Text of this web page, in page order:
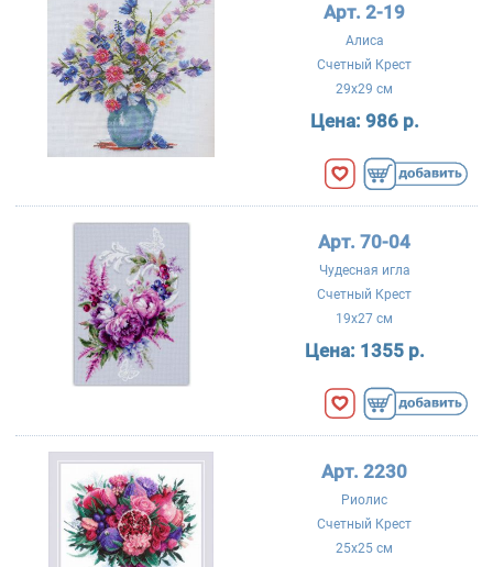
Арт. 2-19
Алиса
Счетный Крест
29x29 см
Цена: 986 р.
Арт. 70-04
Чудесная игла
Счетный Крест
19x27 см
Цена: 1355 р.
Арт. 2230
Риолис
Счетный Крест
25x25 см